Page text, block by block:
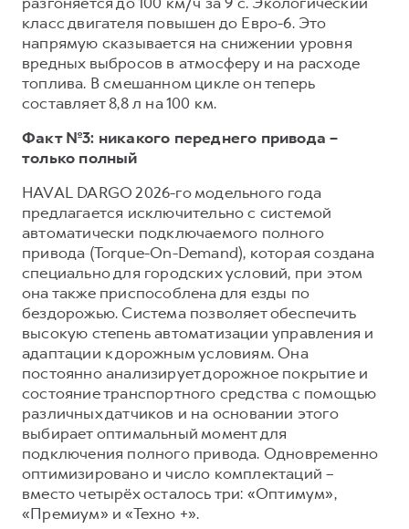
класс двигателя повышен до Евро-6. Это
напрямую сказывается на снижении уровня
вредных выбросов в атмосферу и на расходе
топлива. В смешанном цикле он теперь
составляет 8,8 л на 100 км.
Факт №3: никакого переднего привода –
только полный
HAVAL DARGO 2026-го модельного года
предлагается исключительно с системой
автоматически подключаемого полного
привода (Torque-On-Demand), которая создана
специально для городских условий, при этом
она также приспособлена для езды по
бездорожью. Система позволяет обеспечить
высокую степень автоматизации управления и
адаптации к дорожным условиям. Она
постоянно анализирует дорожное покрытие и
состояние транспортного средства с помощью
различных датчиков и на основании этого
выбирает оптимальный момент для
подключения полного привода. Одновременно
оптимизировано и число комплектаций –
вместо четырёх осталось три: «Оптимум»,
«Премиум» и «Техно +».